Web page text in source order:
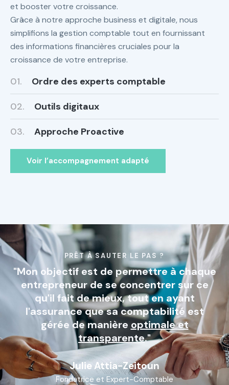
et booster votre croissance.
Grâce à notre approche business et digitale, nous
simplifions la gestion comptable tout en fournissant
des informations financières cruciales pour la
croissance de votre entreprise.
01. Ordre des experts comptable
02. Outils digitaux
03. Approche Proactive
Voir l’accompagnement adapté
PRÊT À SAUTER LE PAS ?
"Mon objectif est de permettre à chaque
entrepreneur de se concentrer sur ce
qu'il fait de mieux, tout en ayant
l'assurance que sa comptabilité est
gérée de manière optimale et
transparente."
Julie Attia-Zeitoun
Fondatrice et Expert-Comptable